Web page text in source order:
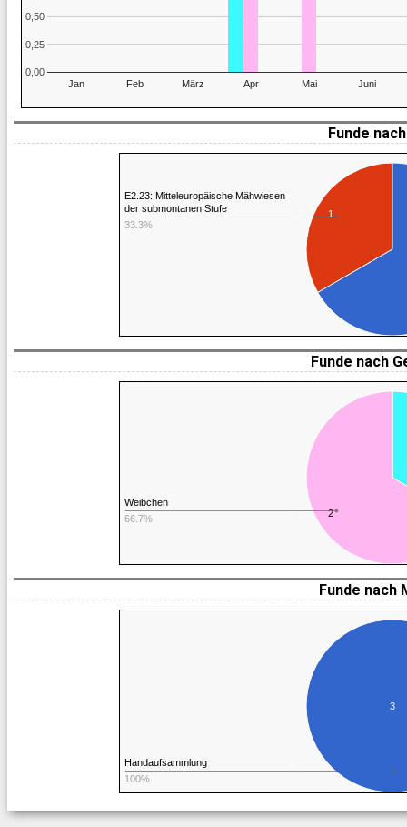
Jan Feb März Apr Mai Juni
0,00
0,25
0,50
Funde
1
E2.23: Mitteleuropäische Mähwiesen
der submontanen Stufe
33.3%
Funde nach
2
Weibchen
66.7%
Funde nach
3
Handaufsammlung
100%